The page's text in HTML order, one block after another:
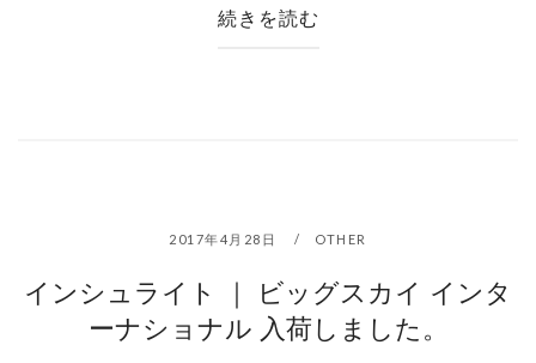
続きを読む
2017年4月28日 OTHER
インシュライト ｜ ビッグスカイ インタ
ーナショナル 入荷しました。